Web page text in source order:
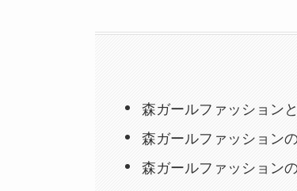
森ガールファッション
森ガールファッション
森ガールファッション